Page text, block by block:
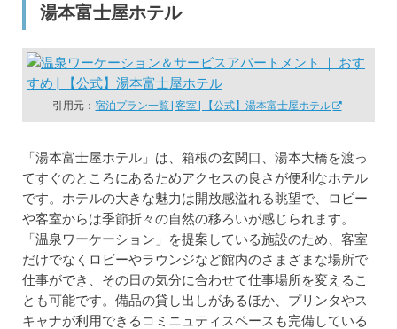
湯本富士屋ホテル
引用元：宿泊プラン一覧 | 客室 | 【公式】湯本富士屋ホテル
「湯本富士屋ホテル」は、箱根の玄関口、湯本大橋を渡っ
てすぐのところにあるためアクセスの良さが便利なホテル
です。ホテルの大きな魅力は開放感溢れる眺望で、ロビー
や客室からは季節折々の自然の移ろいが感じられます。
「温泉ワーケーション」を提案している施設のため、客室
だけでなくロビーやラウンジなど館内のさまざまな場所で
仕事ができ、その日の気分に合わせて仕事場所を変えるこ
とも可能です。備品の貸し出しがあるほか、プリンタやス
キャナが利用できるコミニュティスペースも完備している